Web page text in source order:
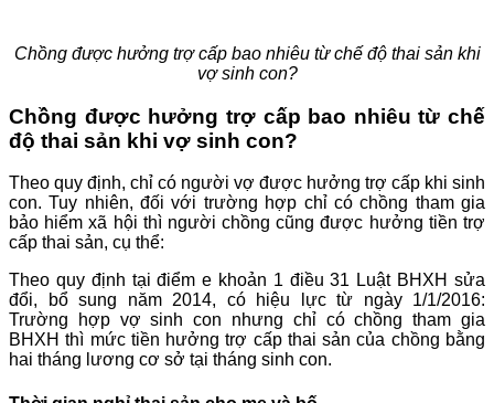
Chồng được hưởng trợ cấp bao nhiêu từ chế độ thai sản khi
vợ sinh con?
Chồng được hưởng trợ cấp bao nhiêu từ chế
độ thai sản khi vợ sinh con?
Theo quy định, chỉ có người vợ được hưởng trợ cấp khi sinh
con. Tuy nhiên, đối với trường hợp chỉ có chồng tham gia
bảo hiểm xã hội thì người chồng cũng được hưởng tiền trợ
cấp thai sản, cụ thể:
Theo quy định tại điểm e khoản 1 điều 31 Luật BHXH sửa
đổi, bổ sung năm 2014, có hiệu lực từ ngày 1/1/2016:
Trường hợp vợ sinh con nhưng chỉ có chồng tham gia
BHXH thì mức tiền hưởng trợ cấp thai sản của chồng bằng
hai tháng lương cơ sở tại tháng sinh con.